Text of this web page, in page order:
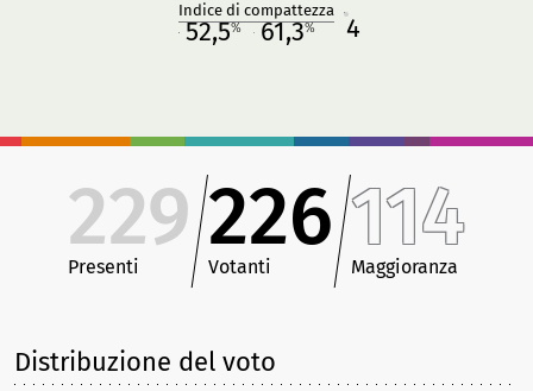
Indice di compattezza
52,5% 61,3% 4
229
Presenti
226
Votanti
114
Maggioranza
Distribuzione del voto